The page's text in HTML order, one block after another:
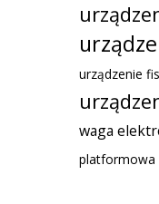
urządzenie
waga
platformowa